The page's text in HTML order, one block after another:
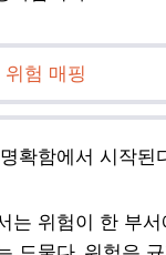
험 매핑
확함에서 시작된
는 위험이 한 부서